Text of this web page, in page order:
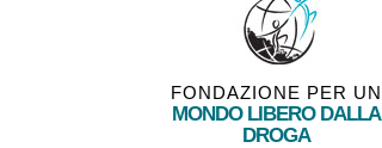
FONDAZIONE PER UN
MONDO LIBERO DALLA
DROGA